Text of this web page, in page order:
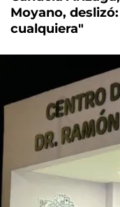
Moyano,
cualquiera"